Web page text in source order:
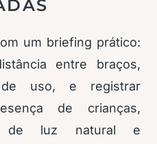
um briefing prático:
entre braços,
uso, e registrar
de crianças,
de luz natural e